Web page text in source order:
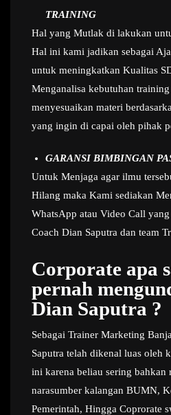
TRAINING
Hal yang Mutlak di lakukan
Hal ini kami jadikan sebagai
untuk meningkatkan Kualitas
Menganalisa kebutuhan
menyesuaikan materi
yang ingin di capai oleh pihak
GARANSI BIMBINGAN
Untuk Menjaga agar ilmu
Hilang maka Kami sediakan
WhatsApp atau Video Call
Coach Dian Saputra dan team
Corporate apa
pernah
Dian Saputra ?
Sebagai Trainer Marketing
Saputra telah dikenal luas oleh
ini karena beliau sering bahkan
narasumber kalangan BUMN,
Pemerintah, Hingga Coprorate